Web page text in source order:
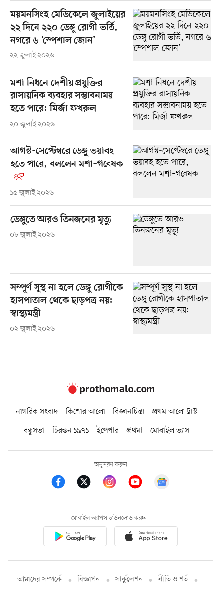
ময়মনসিংহ মেডিকেলে জুলাইয়ের
২২ দিনে ২২০ ডেঙ্গু রোগী ভর্তি,
নগরে ৬ ‘স্পেশাল জোন’
২২ জুলাই ২০২৬
মশা নিধনে দেশীয় প্রযুক্তির
রাসায়নিক ব্যবহার সম্ভাবনাময়
হতে পারে: মির্জা ফখরুল
২০ জুলাই ২০২৬
আগস্ট-সেপ্টেম্বরে ডেঙ্গু ভয়াবহ
হতে পারে, বললেন মশা–গবেষক
১৫ জুলাই ২০২৬
ডেঙ্গুতে আরও তিনজনের মৃত্যু
০৮ জুলাই ২০২৬
সম্পূর্ণ সুস্থ না হলে ডেঙ্গু রোগীকে
হাসপাতাল থেকে ছাড়পত্র নয়:
স্বাস্থ্যমন্ত্রী
০২ জুলাই ২০২৬
নাগরিক সংবাদ কিশোর আলো বিজ্ঞানচিন্তা
প্রথম আলো ট্রাস্ট
বন্ধুসভা
চিরন্তন ১৯৭১ ইপেপার প্রথমা মোবাইল ভ্যাস
অনুসরণ করুন
মোবাইল অ্যাপস ডাউনলোড করুন
আমাদের সম্পর্কে বিজ্ঞাপন সার্কুলেশন নীতি ও শর্ত